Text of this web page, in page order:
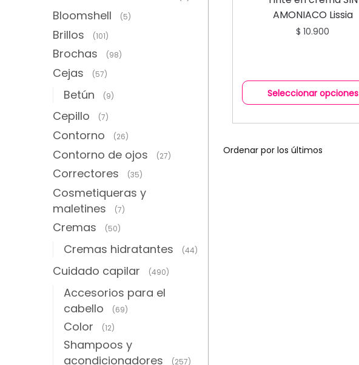
AMONIACO Lissia
$ 10.900
Seleccionar opciones
Bloomshell (5)
Brillos (101)
Brochas (98)
Cejas (57)
Betún (9)
Cepillo (7)
Contorno (26)
Contorno de ojos (27)
Correctores (35)
Cosmetiqueras y
maletines
(7)
Cremas (50)
Cremas hidratantes (44)
Cuidado capilar (490)
Accesorios para el
cabello
(69)
Color (12)
Shampoos y
acondicionadores
(257)